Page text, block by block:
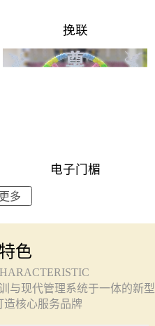
挽联
电子门楣
多
色
与现代管理系统于一体的新型
造核心服务品牌